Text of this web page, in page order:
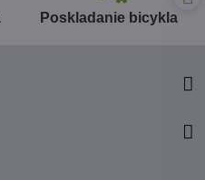
Poskladanie bicykla